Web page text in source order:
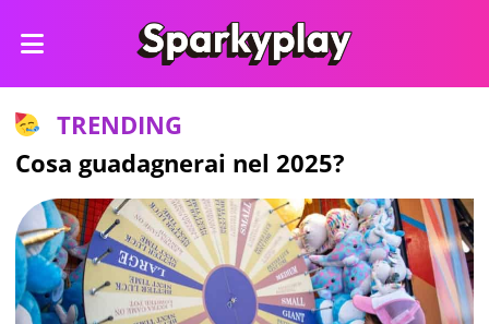
TRENDING
Cosa guadagnerai nel 2025?